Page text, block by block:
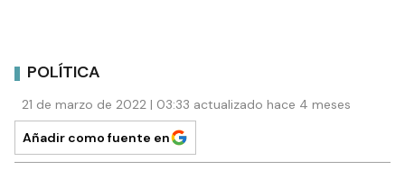
POLÍTICA
21 de marzo de 2022 | 03:33 actualizado hace 4 meses
Añadir como fuente en